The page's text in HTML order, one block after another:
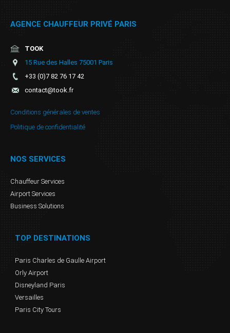
AGENCE CHAUFFEUR PRIVÉ PARIS
TOOK
15 Rue des Halles 75001 Paris
+33 (0)7 82 76 17 42
contact@took.fr
Conditions générales de ventes
Politique de confidentialité
NOS SERVICES
Chauffeur Services
Airport Services
Business Solutions
TOP DESTINATIONS
Paris Charles de Gaulle Airport
Orly Airport
Disneyland Paris
Versailles
Paris City Tours